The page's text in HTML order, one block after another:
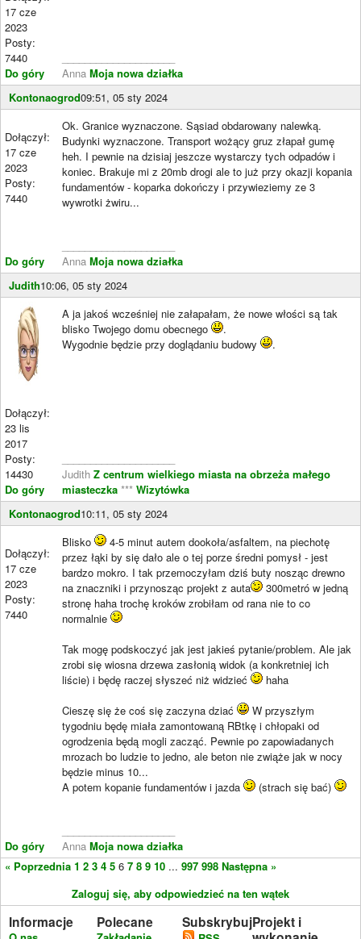
17 cze
2023
Posty:
7440
Do góry
Anna Moja nowa działka
Kontonaogrod09:51, 05 sty 2024
Dołączył:
17 cze
2023
Posty:
7440
Do góry
Ok. Granice wyznaczone. Sąsiad obdarowany nalewką.
Budynki wyznaczone. Transport wożący gruz złapał gumę
heh. I pewnie na dzisiaj jeszcze wystarczy tych odpadów i
koniec. Brakuje mi z 20mb drogi ale to już przy okazji kopania
fundamentów - koparka dokończy i przywieziemy ze 3
wywrotki żwiru...
Anna Moja nowa działka
Judith10:06, 05 sty 2024
Dołączył:
23 lis
2017
Posty:
14430
Do góry
A ja jakoś wcześniej nie załapałam, że nowe włości są tak
blisko Twojego domu obecnego
.
Wygodnie będzie przy doglądaniu budowy
.
Judith Z centrum wielkiego miasta na obrzeża małego
miasteczka *** Wizytówka
Kontonaogrod10:11, 05 sty 2024
Dołączył:
17 cze
2023
Posty:
7440
Do góry
Blisko
4-5 minut autem dookoła/asfaltem, na piechotę
przez łąki by się dało ale o tej porze średni pomysł - jest
bardzo mokro. I tak przemoczyłam dziś buty nosząc drewno
na znaczniki i przynosząc projekt z auta
300metró w jedną
stronę haha trochę kroków zrobiłam od rana nie to co
normalnie
Tak mogę podskoczyć jak jest jakieś pytanie/problem. Ale jak
zrobi się wiosna drzewa zasłonią widok (a konkretniej ich
liście) i będę raczej słyszeć niż widzieć
haha
Cieszę się że coś się zaczyna dziać
W przyszłym
tygodniu będę miała zamontowaną RBtkę i chłopaki od
ogrodzenia będą mogli zacząć. Pewnie po zapowiadanych
mrozach bo ludzie to jedno, ale beton nie zwiąże jak w nocy
będzie minus 10...
A potem kopanie fundamentów i jazda
(strach się bać)
Anna Moja nowa działka
« Poprzednia 1 2 3 4 5 6 7 8 9 10 ... 997 998 Następna »
Zaloguj się, aby odpowiedzieć na ten wątek
Informacje Polecane SubskrybujProjekt i